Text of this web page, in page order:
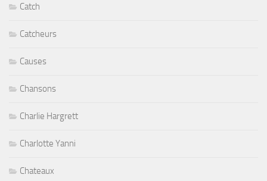
Catch
Catcheurs
Causes
Chansons
Charlie Hargrett
Charlotte Yanni
Chateaux